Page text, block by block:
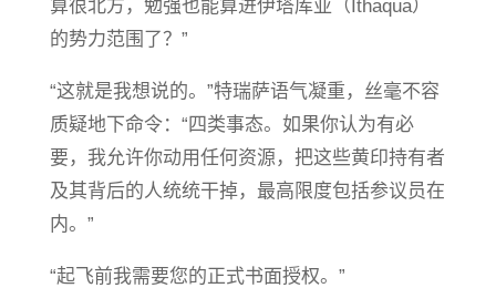
算很北方，勉强也能算进伊塔库亚（Ithaqua）
的势力范围了？”
“这就是我想说的。”特瑞萨语气凝重，丝毫不容
质疑地下命令：“四类事态。如果你认为有必
要，我允许你动用任何资源，把这些黄印持有者
及其背后的人统统干掉，最高限度包括参议员在
内。”
“起飞前我需要您的正式书面授权。”